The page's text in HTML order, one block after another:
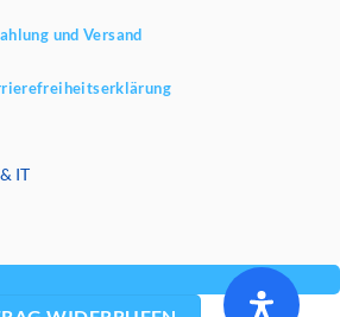
und Versand
IT